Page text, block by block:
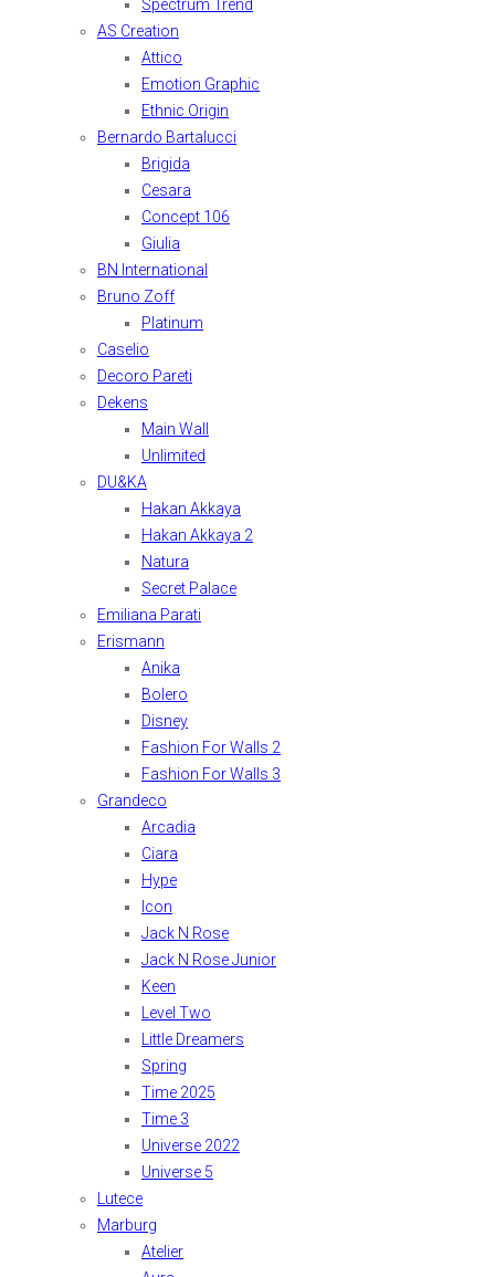
Spectrum Trend
AS Creation
Attico
Emotion Graphic
Ethnic Origin
Bernardo Bartalucci
Brigida
Cesara
Concept 106
Giulia
BN International
Bruno Zoff
Platinum
Caselio
Decoro Pareti
Dekens
Main Wall
Unlimited
DU&KA
Hakan Akkaya
Hakan Akkaya 2
Natura
Secret Palace
Emiliana Parati
Erismann
Anika
Bolero
Disney
Fashion For Walls 2
Fashion For Walls 3
Grandeco
Arcadia
Ciara
Hype
Icon
Jack N Rose
Jack N Rose Junior
Keen
Level Two
Little Dreamers
Spring
Time 2025
Time 3
Universe 2022
Universe 5
Lutece
Marburg
Atelier